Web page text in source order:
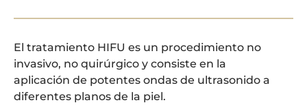
El tratamiento HIFU es un procedimiento no
invasivo, no quirúrgico y consiste en la
aplicación de potentes ondas de ultrasonido a
diferentes planos de la piel.